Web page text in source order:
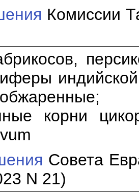
Комиссии
корни
Совета
N 21)